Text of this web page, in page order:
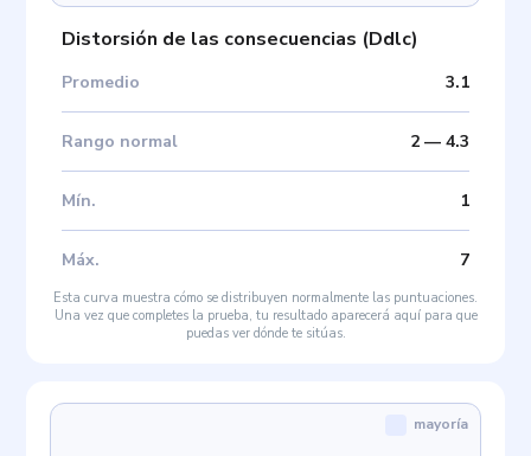
Distorsión de las consecuencias (Ddlc)
Promedio 3.1
Rango normal 2— 4.3
Mín. 1
Máx. 7
Esta curva muestra cómo se distribuyen normalmente las puntuaciones.
Una vez que completes la prueba, tu resultado aparecerá aquí para que
puedas ver dónde te sitúas.
mayoría